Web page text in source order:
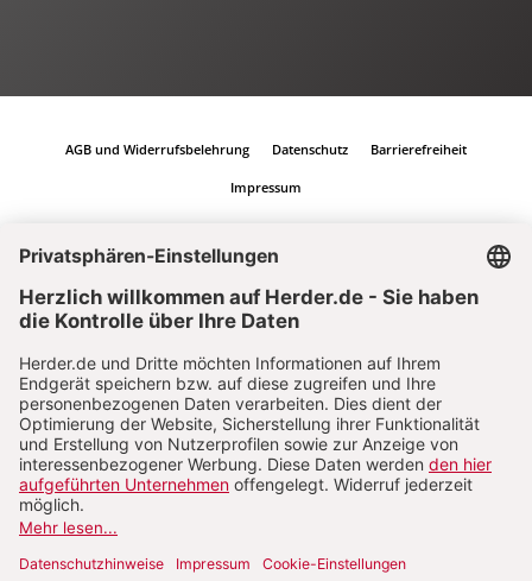
AGB und Widerrufsbelehrung Datenschutz Barrierefreiheit
Impressum
Vertrag widerrufen